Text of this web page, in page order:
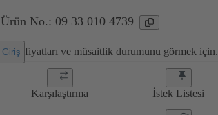
Ürün No.: 09 33 010 4739
Giriş fiyatları ve müsaitlik durumunu görmek için.
Karşılaştırma İstek Listesi